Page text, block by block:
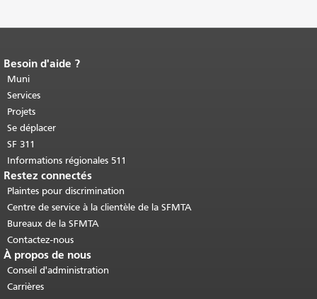
Fin du contenu de la page.
cette page se répète sur chaque page.
Retour au haut du contenu principal
Besoin d'aide ?
Muni
Services
Projets
Se déplacer
SF 311
Informations régionales 511
Restez connectés
Plaintes pour discrimination
Centre de service à la clientèle de la SFMTA
Bureaux de la SFMTA
Contactez-nous
À propos de nous
Conseil d'administration
Carrières